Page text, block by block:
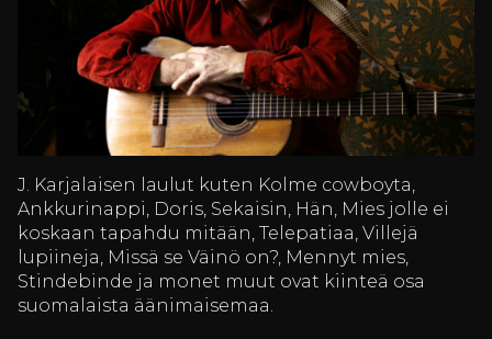
J. Karjalaisen laulut kuten Kolme cowboyta,
Ankkurinappi, Doris, Sekaisin, Hän, Mies jolle ei
koskaan tapahdu mitään, Telepatiaa, Villejä
lupiineja, Missä se Väinö on?, Mennyt mies,
Stindebinde ja monet muut ovat kiinteä osa
suomalaista äänimaisemaa.